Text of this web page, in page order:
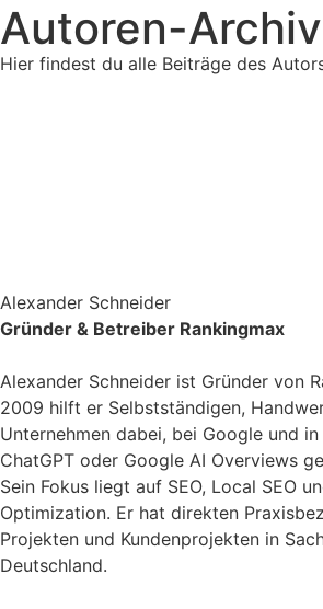
Autoren-Archiv
Hier findest du alle Beiträge des
Alexander Schneider
Gründer & Betreiber Rankingmax
Alexander Schneider ist Gründer von
2009 hilft er Selbstständigen,
Unternehmen dabei, bei Google und
ChatGPT oder Google AI Overviews
Sein Fokus liegt auf SEO, Local SEO
Optimization. Er hat direkten
Projekten und Kundenprojekten in
Deutschland.